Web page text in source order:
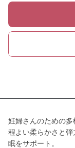
妊婦さんのための多
程よい柔らかさと
眠をサポート。